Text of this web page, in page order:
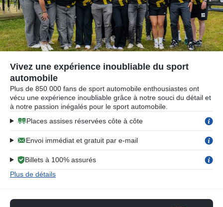
Vivez une expérience inoubliable du sport
automobile
Plus de 850 000 fans de sport automobile enthousiastes ont
vécu une expérience inoubliable grâce à notre souci du détail et
à notre passion inégalés pour le sport automobile.
Places assises réservées côte à côte
Envoi immédiat et gratuit par e-mail
Billets à 100% assurés
Plus de détails